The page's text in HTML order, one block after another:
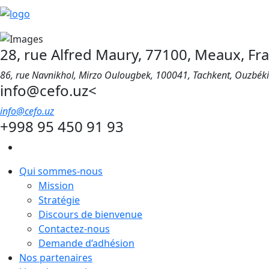
28, rue Alfred Maury, 77100, Meaux,
86, rue Navnikhol, Mirzo Oulougbek, 100041, Tachkent,
info@cefo.uz<
info@cefo.uz
+998 95 450 91 93
Qui sommes-nous
Mission
Stratégie
Discours de bienvenue
Contactez-nous
Demande d’adhésion
Nos partenaires